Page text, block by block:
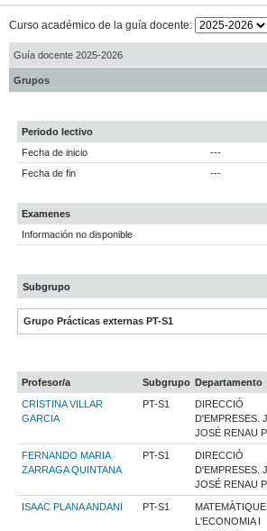
Curso académico de la guía docente:
Guía docente 2025-2026
Grupos
Periodo lectivo
Fecha de inicio
---
Fecha de fin
---
Examenes
Información no disponible
Subgrupo
Grupo Prácticas externas PT-S1
Profesor/a Subgrupo Departamento
CRISTINA VILLAR
GARCIA
PT-S1
DIRECCIÓ
D'EMPRESES.
JOSÉ RENAU P
FERNANDO MARIA
ZARRAGA QUINTANA
PT-S1
DIRECCIÓ
D'EMPRESES.
JOSÉ RENAU P
ISAAC PLANA ANDANI PT-S1
L'ECONOMIA I